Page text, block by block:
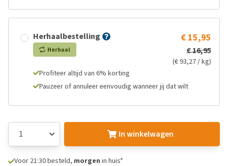
Herhaalbestelling
Herhaal
€ 15,95
€ 16,95
(€ 93,27 / kg)
Profiteer altijd van 6% korting
Pauzeer of annuleer eenvoudig wanneer jij dat wilt
In winkelwagen
Voor 21:30 besteld, morgen in huis*